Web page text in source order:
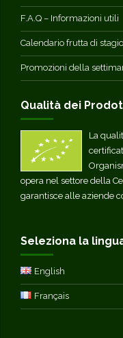
F.A.Q – Informazioni utili
Calendario frutta di
Promozioni della
Qualità dei
La
opera nel settore della
garantisce alle aziende
Seleziona la
English
Français